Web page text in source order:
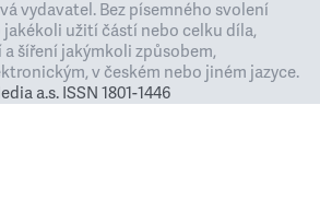
vydavatel. Bez písemného svolení
jakékoli užití částí nebo celku díla,
šíření jakýmkoli způsobem,
v českém nebo jiném jazyce.
a.s. ISSN 1801-1446